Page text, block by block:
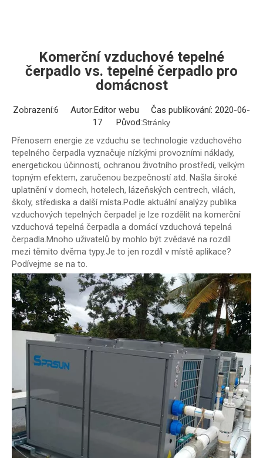
Komerční vzduchové tepelné
čerpadlo vs. tepelné čerpadlo pro
domácnost
Zobrazení:6 Autor:Editor webu Čas publikování: 2020-06-
17 Původ:Stránky
Přenosem energie ze vzduchu se technologie vzduchového
tepelného čerpadla vyznačuje nízkými provozními náklady,
energetickou účinností, ochranou životního prostředí, velkým
topným efektem, zaručenou bezpečností atd. Našla široké
uplatnění v domech, hotelech, lázeňských centrech, vilách,
školy, střediska a další místa.Podle aktuální analýzy publika
vzduchových tepelných čerpadel je lze rozdělit na komerční
vzduchová tepelná čerpadla a domácí vzduchová tepelná
čerpadla.Mnoho uživatelů by mohlo být zvědavé na rozdíl
mezi těmito dvěma typy.Je to jen rozdíl v místě aplikace?
Podívejme se na to.